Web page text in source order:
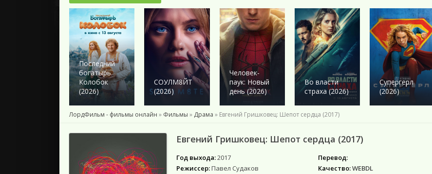
2025
2024
2023
2022
2021
2020
2018
Боевики
Вестерн
Военный
Детектив
Драма
Исторические
Комедия
Мелодрама
Семейный
Триллер
Ужасы
Фантастика
Фэнтези
Фильмы 4К
Фильмы HD1080
Боевик
Мелодрамы
Военный
Детектив
Исторические
Приключения
Триллеры
Ужасы
Фантастика
Netflix
Драма
Романтика
Комедия
Этти
Мистика
Приключения
Последний
богатырь.
Колобок
(2026)
СОУЛМ8ЙТ
(2026)
Человек-
паук: Новый
день (2026)
Во власти
страха (2026)
Супергерл
(2026)
ЛордФильм - фильмы онлайн » Фильмы » Драма » Евгений Гришковец: Шепот сердца (2017)
Евгений Гришковец: Шепот сердца (2017)
Год выхода:2017
Режиссер:Павел Судаков
Перевод:
Качество:WEBDL